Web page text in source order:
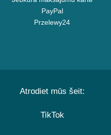
PayPal
Przelewy24
Atrodiet mūs šeit:
TikTok